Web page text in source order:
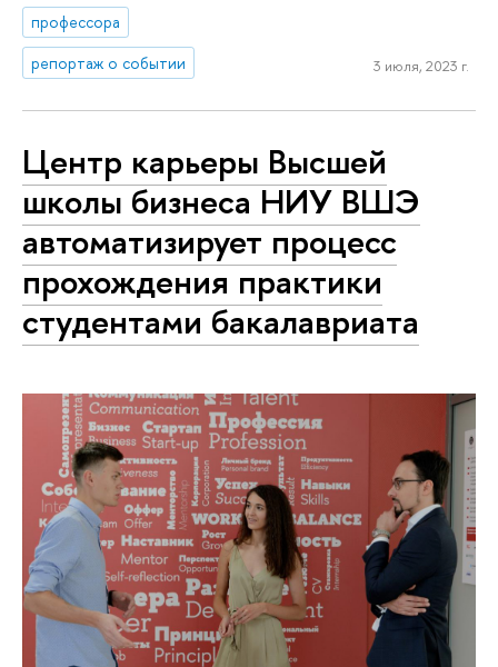
профессора
репортаж о событии
3 июля, 2023 г.
Центр карьеры Высшей
школы бизнеса НИУ ВШЭ
автоматизирует процесс
прохождения практики
студентами бакалавриата